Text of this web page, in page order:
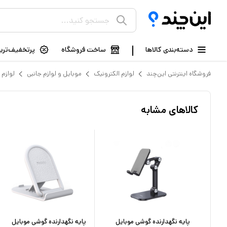
دسته‌بندی کالاها ساخت فروشگاه
فروشگاه اینترنتی این‌چند لوازم الکترونیک موبایل و لوازم جانبی
کالاهای مشابه
پایه نگهدارنده گوشی موبایل
پایه نگهدارنده گوشی موبایل